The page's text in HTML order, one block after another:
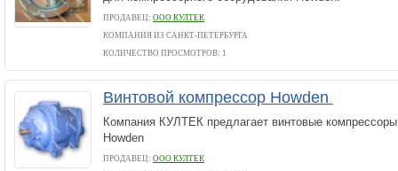
ПРОДАВЕЦ: ООО КУЛТЕК
КОМПАНИЯ ИЗ САНКТ-ПЕТЕРБУРГА
КОЛИЧЕСТВО ПРОСМОТРОВ: 1
Винтовой компрессор Howden
Компания КУЛТЕК предлагает винтовые
Howden
ПРОДАВЕЦ: ООО КУЛТЕК